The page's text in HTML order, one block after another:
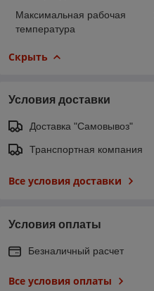
Максимальная рабочая
температура
Скрыть
Условия доставки
Доставка "Самовывоз"
Транспортная компания
Все условия доставки
Условия оплаты
Безналичный расчет
Все условия оплаты